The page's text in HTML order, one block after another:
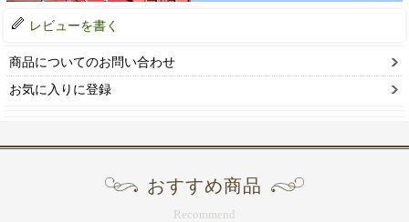
レビューを書く
商品についてのお問い合わせ
お気に入りに登録
おすすめ商品
Recommend